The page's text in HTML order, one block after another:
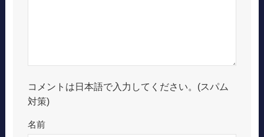
コメントは日本語で入力してください。(スパム
対策)
名前